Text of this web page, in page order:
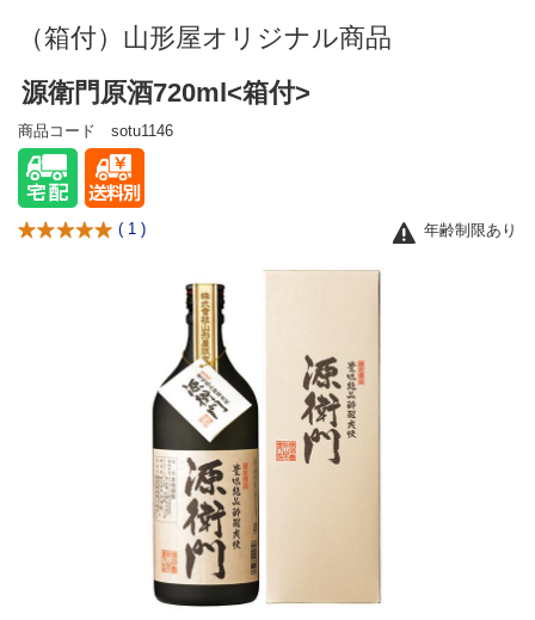
（箱付）山形屋オリジナル商品
源衛門原酒720ml<箱付>
商品コード sotu1146
( 1 ) 年齢制限あり